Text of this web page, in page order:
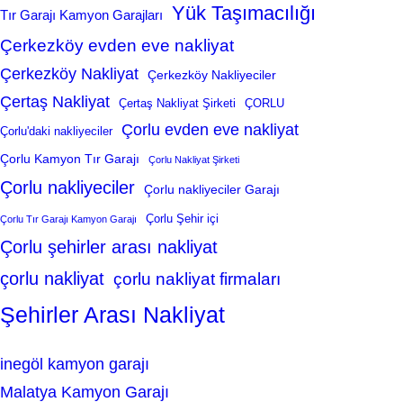
Tır Garajı Kamyon Garajları Yük Taşımacılığı
Çerkezköy evden eve nakliyat
Çerkezköy Nakliyat Çerkezköy Nakliyeciler
Çertaş Nakliyat Çertaş Nakliyat Şirketi ÇORLU
Çorlu'daki nakliyeciler Çorlu evden eve nakliyat
Çorlu Kamyon Tır Garajı Çorlu Nakliyat Şirketi
Çorlu nakliyeciler Çorlu nakliyeciler Garajı
Çorlu Tır Garajı Kamyon Garajı Çorlu Şehir içi
Çorlu şehirler arası nakliyat
çorlu nakliyat çorlu nakliyat firmaları
Şehirler Arası Nakliyat
inegöl kamyon garajı
Malatya Kamyon Garajı